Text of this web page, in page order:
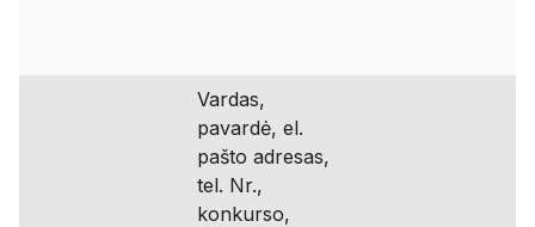
Vardas,
pavardė, el.
pašto adresas,
tel. Nr.,
konkurso,